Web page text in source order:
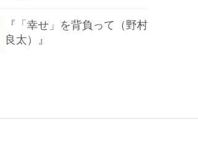
『「幸せ」を背負って（野村
良太）』